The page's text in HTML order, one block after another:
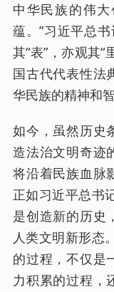
中华民族的伟
蕴。”习近平总
其“表”，亦观其
国古代代表性法
华民族的精神和智
如今，虽然历史
造法治文明奇迹
将沿着民族血脉
正如习近平总书
是创造新的历史
人类文明新形态
的过程，不仅是
力积累的过程，